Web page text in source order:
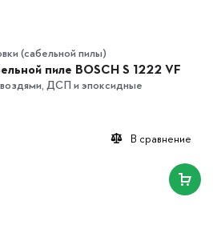
(сабельной пилы)
пиле BOSCH S 1222 VF
ДСП и эпоксидные
В сравнение